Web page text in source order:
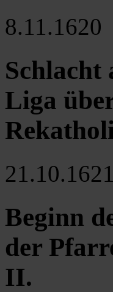
8.11.1620
Schlacht
Liga
21.10.1621
Beginn
der
II.